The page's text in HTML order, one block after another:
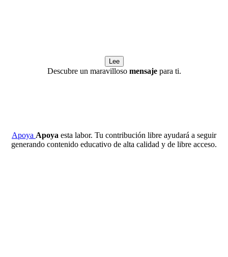
Lee
Descubre un maravilloso mensajepara ti.
Apoya Apoya esta labor. Tu contribución libre ayudará a seguir
generando contenido educativo de alta calidad y de libre acceso.